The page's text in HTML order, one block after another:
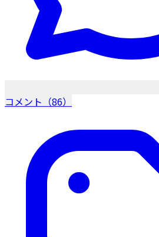
コメント（86）